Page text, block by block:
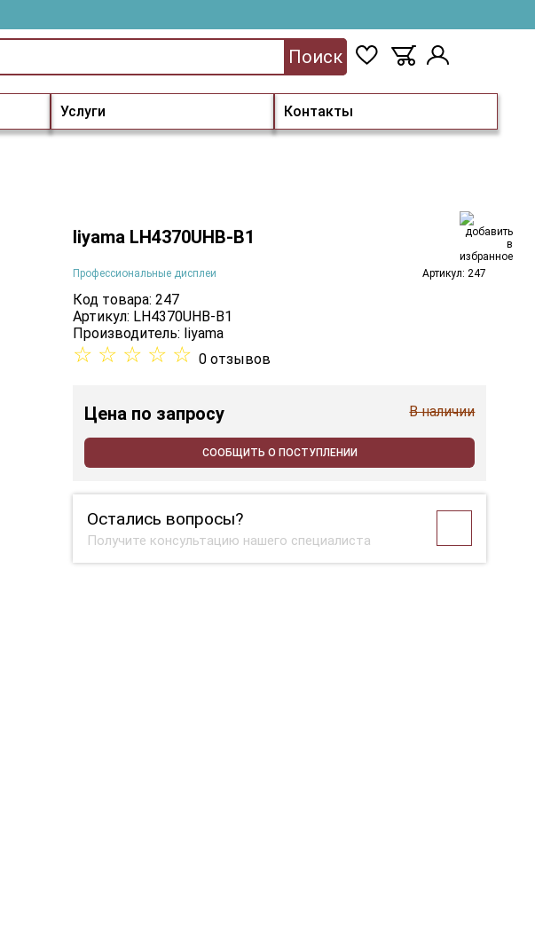
Услуги Контакты
Поиск
Iiyama LH4370UHB-B1
Профессиональные дисплеи Артикул: 247
Код товара: 247
Артикул: LH4370UHB-B1
Производитель: Iiyama
☆ ☆ ☆ ☆ ☆ 0 отзывов
Цена по запросу В наличии
СООБЩИТЬ О ПОСТУПЛЕНИИ
Остались вопросы?
Получите консультацию нашего специалиста